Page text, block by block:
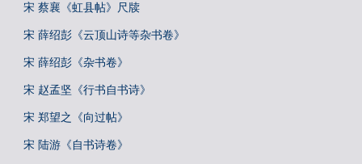
宋 蔡襄《虹县帖》尺牍
宋 薛绍彭《云顶山诗等杂书卷》
宋 薛绍彭《杂书卷》
宋 赵孟坚《行书自书诗》
宋 郑望之《向过帖》
宋 陆游《自书诗卷》